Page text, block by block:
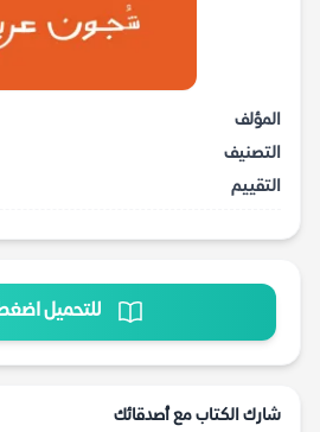
المؤلف
التصنيف
التقييم
للتحميل
شارك الكتاب مع أصدقائك